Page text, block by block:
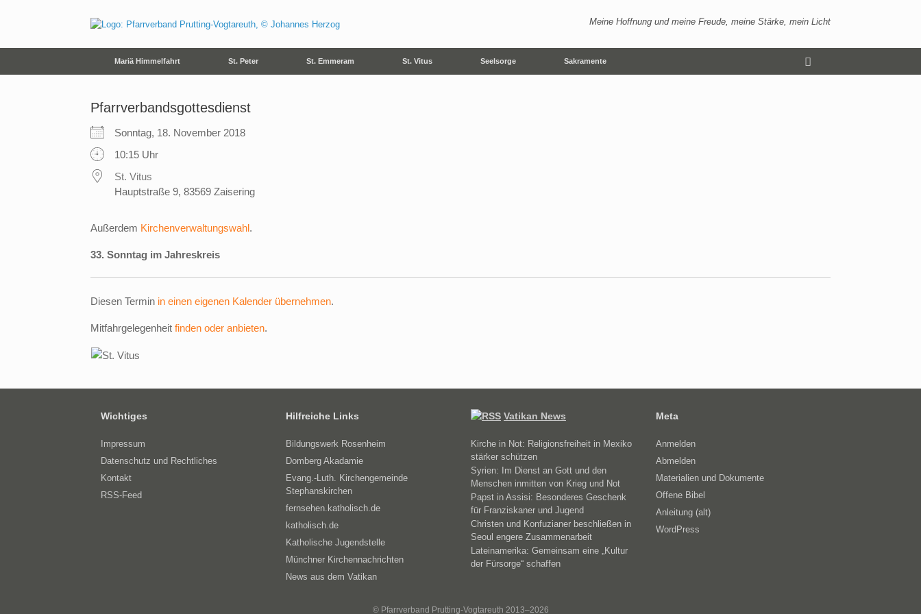
Meine Hoffnung und meine Freude, meine Stärke, mein Licht
Mariä Himmelfahrt St. Peter St. Emmeram St. Vitus Seelsorge Sakramente
Pfarrverbandsgottesdienst
Sonntag, 18. November 2018
10:15 Uhr
St. Vitus
Hauptstraße 9, 83569 Zaisering
Außerdem Kirchenverwaltungswahl.
33. Sonntag im Jahreskreis
Diesen Termin in einen eigenen Kalender übernehmen.
Mitfahrgelegenheit finden oder anbieten.
Wichtiges
Impressum
Datenschutz und Rechtliches
Kontakt
RSS-Feed
Hilfreiche Links
Bildungswerk Rosenheim
Domberg Akadamie
Evang.-Luth. Kirchengemeinde
Stephanskirchen
fernsehen.katholisch.de
katholisch.de
Katholische Jugendstelle
Münchner Kirchennachrichten
News aus dem Vatikan
Vatikan News
Kirche in Not: Religionsfreiheit in Mexiko
stärker schützen
Syrien: Im Dienst an Gott und den
Menschen inmitten von Krieg und Not
Papst in Assisi: Besonderes Geschenk
für Franziskaner und Jugend
Christen und Konfuzianer beschließen in
Seoul engere Zusammenarbeit
Lateinamerika: Gemeinsam eine „Kultur
der Fürsorge“ schaffen
Meta
Anmelden
Abmelden
Materialien und Dokumente
Offene Bibel
Anleitung (alt)
WordPress
© Pfarrverband Prutting-Vogtareuth 2013–2026